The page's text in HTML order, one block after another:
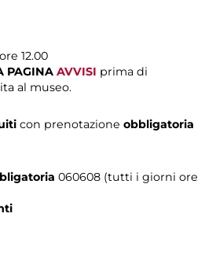
12.00
PAGINA AVVISI prima di
al museo.
con prenotazione obbligatoria
060608 (tutti i giorni ore